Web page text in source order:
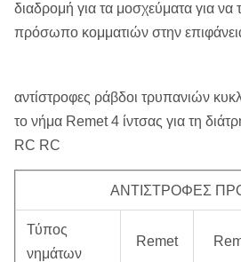
διαδρομή για τα μοσχεύματα για να
πρόσωπο κομματιών στην
αντίστροφες ράβδοι τρυπανιών
το νήμα Remet 4 ίντσας για τη
RC RC
ΑΝΤΙΣΤΡΟΦΕΣ
Τύπος
νημάτων
Remet